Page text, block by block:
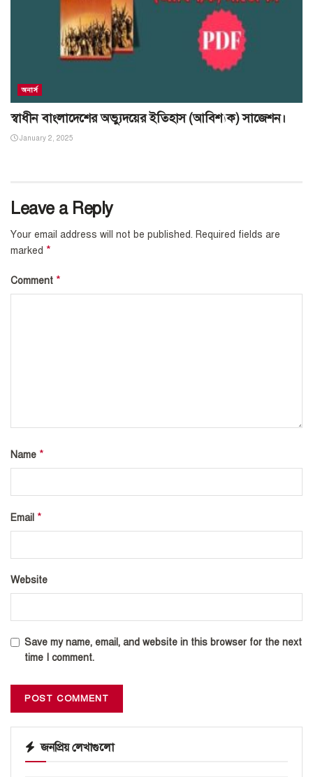
অনার্স
স্বাধীন বাংলাদেশের অভ্যুদয়ের ইতিহাস (আবিশ্যক) সাজেশন।
January 2, 2025
Leave a Reply
Your email address will not be published. Required fields are
marked *
Comment *
Name *
Email *
Website
Save my name, email, and website in this browser for the next
time I comment.
জনপ্রিয় লেখাগুলো